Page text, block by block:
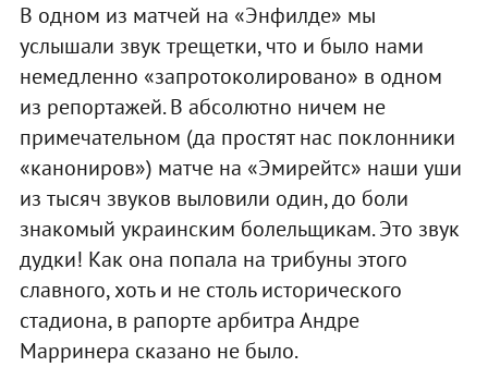
В одном из матчей на «Энфилде» мы
услышали звук трещетки, что и было нами
немедленно «запротоколировано» в одном
из репортажей. В абсолютно ничем не
примечательном (да простят нас поклонники
«канониров») матче на «Эмирейтс» наши уши
из тысяч звуков выловили один, до боли
знакомый украинским болельщикам. Это звук
дудки! Как она попала на трибуны этого
славного, хоть и не столь исторического
стадиона, в рапорте арбитра Андре
Марринера сказано не было.